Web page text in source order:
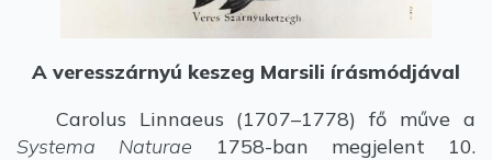
A veresszárnyú keszeg Marsili írásmódjával
Carolus Linnaeus (1707–1778) fő műve a
Systema Naturae 1758-ban megjelent 10.